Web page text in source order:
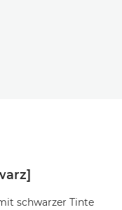
schwarzer Tinte